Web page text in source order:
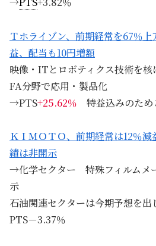
Ｔホライゾン、前期経常を67％
益、配当も10円増額
映像・ITとロボティクス技術を核
FA分野で応用・製品化
→PTS+25.62％ 特益込みのため
ＫＩＭＯＴＯ、前期経常は12％
績は非開示
→化学セクター 特殊フィルムメ
示
石油関連セクターは今期予想を
PTS－3.37％